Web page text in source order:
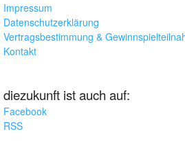
Impressum
Datenschutzerklärung
Vertragsbestimmung &
Kontakt
diezukunft ist auch auf:
Facebook
RSS